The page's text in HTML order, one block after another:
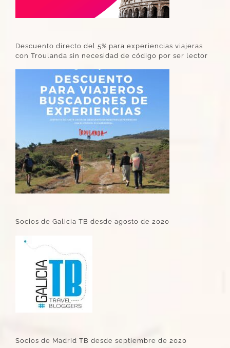
Descuento directo del 5% para experiencias viajeras
con Troulanda sin necesidad de código por ser lector
Socios de Galicia TB desde agosto de 2020
Socios de Madrid TB desde septiembre de 2020